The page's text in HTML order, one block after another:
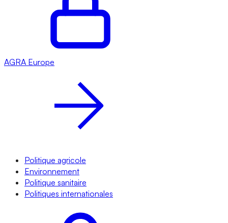
AGRA Europe
Politique agricole
Environnement
Politique sanitaire
Politiques internationales